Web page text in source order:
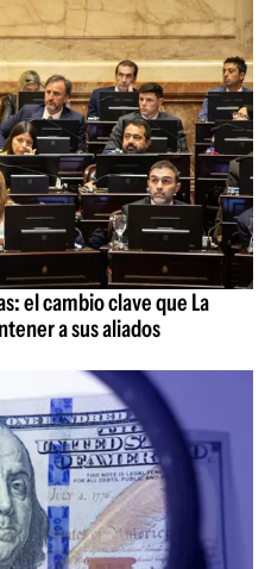
el cambio clave que La
a sus aliados